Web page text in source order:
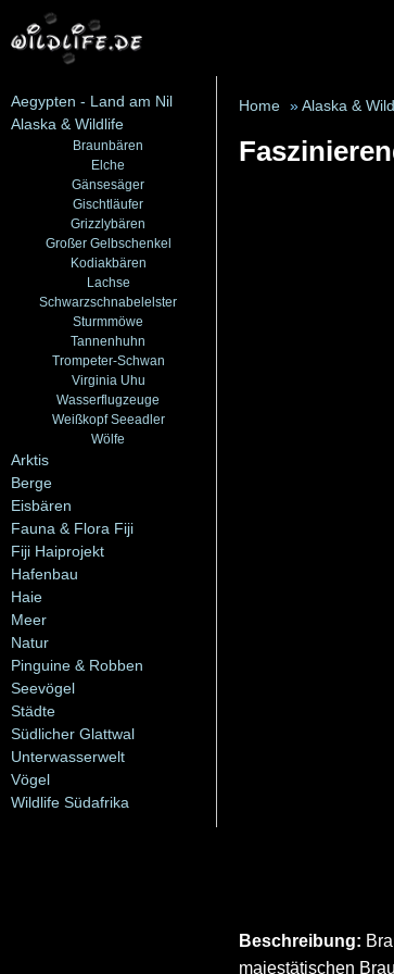
Aegypten - Land am Nil
Alaska & Wildlife
Braunbären
Elche
Gänsesäger
Gischtläufer
Grizzlybären
Großer Gelbschenkel
Kodiakbären
Lachse
Schwarzschnabelelster
Sturmmöwe
Tannenhuhn
Trompeter-Schwan
Virginia Uhu
Wasserflugzeuge
Weißkopf Seeadler
Wölfe
Arktis
Berge
Eisbären
Fauna & Flora Fiji
Fiji Haiprojekt
Hafenbau
Haie
Meer
Natur
Pinguine & Robben
Seevögel
Städte
Südlicher Glattwal
Unterwasserwelt
Vögel
Wildlife Südafrika
Home » Alaska &
Beschreibung:
majestätischen